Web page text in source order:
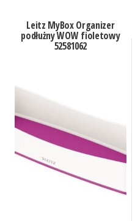
Leitz MyBox Organizer
podłużny WOW fioletowy
52581062